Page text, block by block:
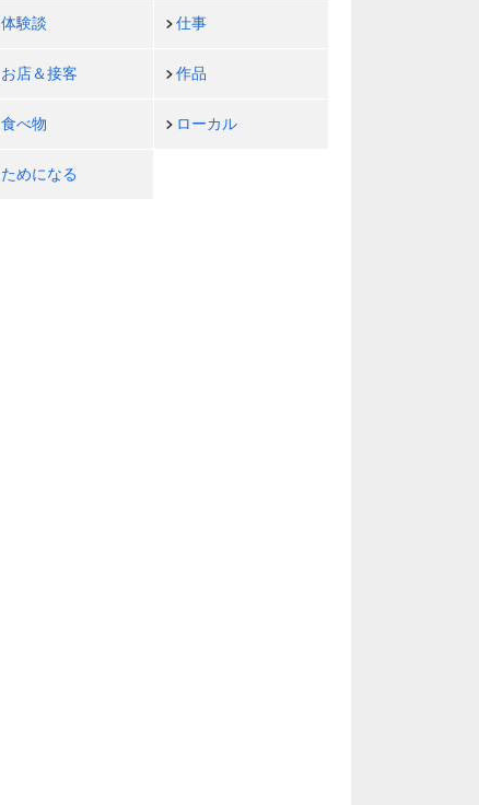
体験談 仕事
お店＆接客 作品
食べ物 ローカル
ためになる